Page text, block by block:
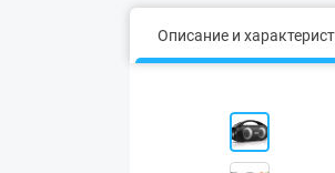
Описание и